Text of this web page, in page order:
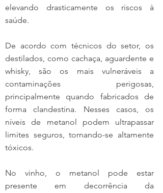
elevando drasticamente os riscos à
saúde.
De acordo com técnicos do setor, os
destilados, como cachaça, aguardente e
whisky, são os mais vulneráveis a
contaminações perigosas,
principalmente quando fabricados de
forma clandestina. Nesses casos, os
níveis de metanol podem ultrapassar
limites seguros, tornando-se altamente
tóxicos.
No vinho, o metanol pode estar
presente em decorrência da